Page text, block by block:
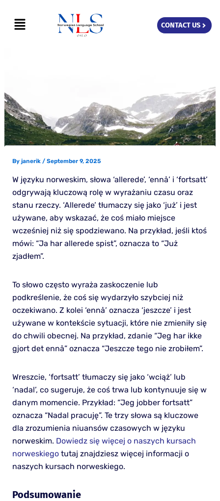
content
Menu CONTACT US
By janerik / September 9, 2025
W języku norweskim, słowa ‘allerede’, ‘ennå’ i ‘fortsatt’
odgrywają kluczową rolę w wyrażaniu czasu oraz
stanu rzeczy. ‘Allerede’ tłumaczy się jako ‘już’ i jest
używane, aby wskazać, że coś miało miejsce
wcześniej niż się spodziewano. Na przykład, jeśli ktoś
mówi: “Ja har allerede spist”, oznacza to “Już
zjadłem”.
To słowo często wyraża zaskoczenie lub
podkreślenie, że coś się wydarzyło szybciej niż
oczekiwano. Z kolei ‘ennå’ oznacza ‘jeszcze’ i jest
używane w kontekście sytuacji, które nie zmieniły się
do chwili obecnej. Na przykład, zdanie “Jeg har ikke
gjort det ennå” oznacza “Jeszcze tego nie zrobiłem”.
Wreszcie, ‘fortsatt’ tłumaczy się jako ‘wciąż’ lub
‘nadal’, co sugeruje, że coś trwa lub kontynuuje się w
danym momencie. Przykład: “Jeg jobber fortsatt”
oznacza “Nadal pracuję”. Te trzy słowa są kluczowe
dla zrozumienia niuansów czasowych w języku
norweskim. Dowiedz się więcej o naszych kursach
norweskiegotutaj znajdziesz więcej informacji o
naszych kursach norweskiego.
Podsumowanie